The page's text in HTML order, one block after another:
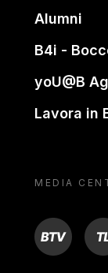
Alumni
B4i -
yoU@B
Lavora in
MEDIA
BTV TL